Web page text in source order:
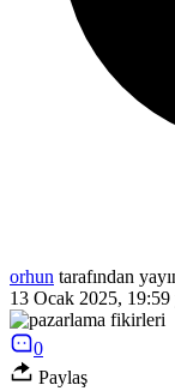
orhun tarafından
13 Ocak 2025, 19:59
0
Paylaş